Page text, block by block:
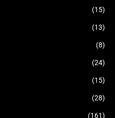
(15)
(13)
(8)
(24)
(15)
(28)
(161)